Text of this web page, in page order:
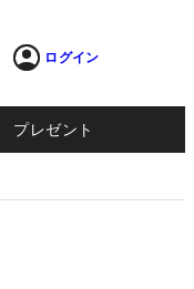
ログイン
プレゼント